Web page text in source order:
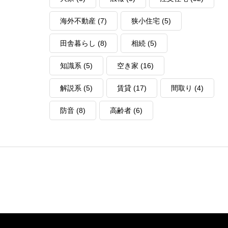
海外不動産 (7) 狭小住宅 (5)
田舎暮らし (8) 相続 (5)
知識系 (5) 空き家 (16)
解説系 (5) 賃貸 (17) 間取り (4)
防音 (8) 高齢者 (6)